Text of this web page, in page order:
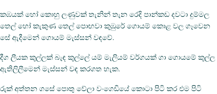
කඹයක් හෝ කොහු ලණුවක් තැනින් තැන රෙදි පාන්කඩ දවටා දුම්මල
තෙල් හෝ කැකුණ තෙල් පොඟවා කුඹුරේ ගොයම් කොළ වල ගෑවෙන
සේ ඇදීමෙන් ගොයම් මැස්සන් වඳවේ.
දීග ලීයක කුල්ලක් බැඳ කුල්ලේ යම් මැලියම් වර්ගයක් ගා ගොයමේ කුල්ල
ඇතිලිලීමෙන් මැස්සන් වඳ කරගත හැක.
රුක් අත්තන ගසේ පොතු වේලා වංගෙඩියේ කොටා පිටි කර එම පිටි